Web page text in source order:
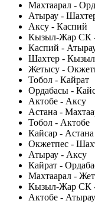
Махтаарал -
Атырау -
Аксу - Каспий
Кызыл-Жар СК
Каспий -
Шахтер -
Жетысу -
Тобол - Кайрат
Ордабасы -
Актобе - Аксу
Астана -
Тобол - Актобе
Кайсар - Астана
Окжетпес -
Атырау - Аксу
Кайрат -
Махтаарал -
Кызыл-Жар СК
Актобе - Атырау